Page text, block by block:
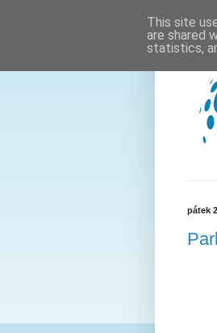
pátek
This site
are shared
statistics,